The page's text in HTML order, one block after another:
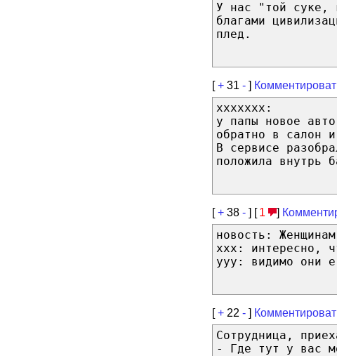
У нас "той суке,
благами
плед.
[+ 31 - ]
ххххххх:
у папы новое
обратно в
В сервисе
положила внутрь
[+ 38 - ] [ 1 ]
новость:
ххх: интересно,
ууу: видимо они
[+ 22 - ]
Сотрудница,
- Где тут у вас